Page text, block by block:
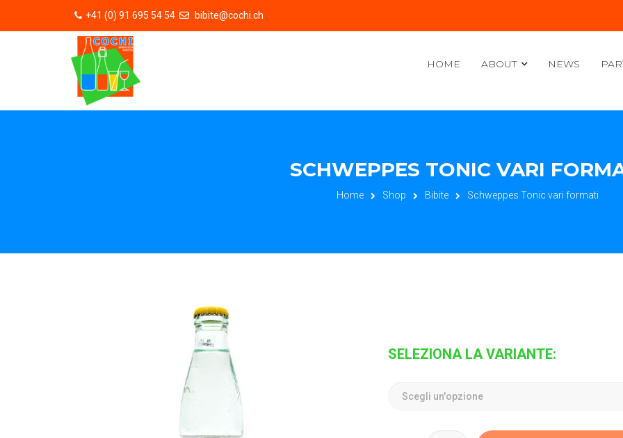
+41 (0) 91 695 54 54 bibite@cochi.ch
HOME ABOUT NEWS
SCHWEPPES TONIC VARI
Home Shop Bibite Schweppes Tonic vari formati
SELEZIONA LA VARIANTE: